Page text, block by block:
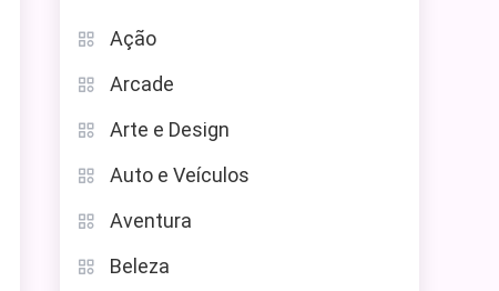
Ação
Arcade
Arte e Design
Auto e Veículos
Aventura
Beleza